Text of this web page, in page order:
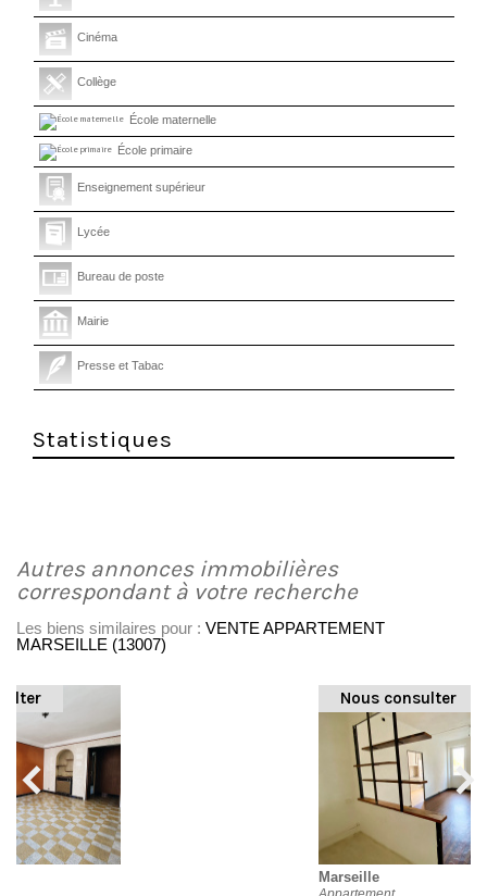
Cinéma
Collège
École maternelle
École primaire
Enseignement supérieur
Lycée
Bureau de poste
Mairie
Presse et Tabac
Statistiques
autres annonces immobilières
correspondant à votre recherche
Les biens similaires pour : VENTE APPARTEMENT
MARSEILLE (13007)